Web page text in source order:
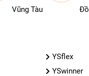
Vũng Tàu
YSflex
YSwinner